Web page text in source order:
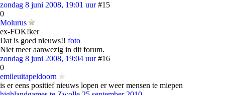
zondag 8 juni 2008, 19:01 uur #15
0
Molurus
ex-FOK!ker
Dat is goed nieuws!! foto
Niet meer aanwezig in dit forum.
zondag 8 juni 2008, 19:04 uur #16
0
emileuitapeldoorn
is er eens positief nieuws lopen er weer mensen te miepen